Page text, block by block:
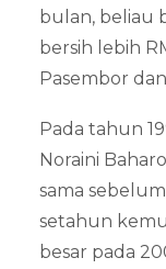
bulan, beliau
bersih lebih
Pasembor
Pada tahun
Noraini
sama
setahun
besar pada